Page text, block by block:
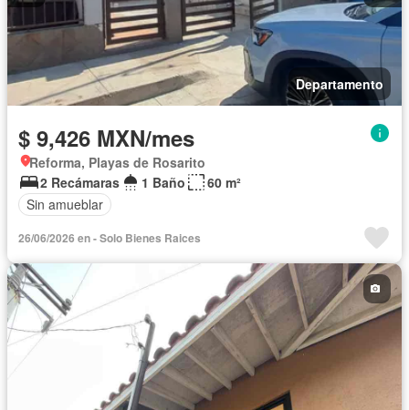
Departamento
$ 9,426 MXN/mes
Reforma, Playas de Rosarito
2 Recámaras
1 Baño
60 m²
Sin amueblar
26/06/2026 en - Solo Bienes Raices